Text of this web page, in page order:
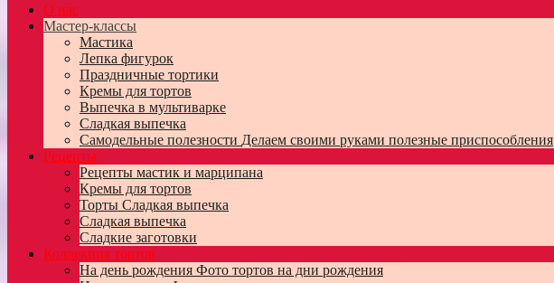
О нас
Мастер-классы
Мастика
Лепка фигурок
Праздничные тортики
Кремы для тортов
Выпечка в мультиварке
Сладкая выпечка
Самодельные полезности Делаем своими руками полезные приспособления
Рецепты
Рецепты мастик и марципана
Кремы для тортов
Торты Сладкая выпечка
Сладкая выпечка
Сладкие заготовки
Коллекция тортов
На день рождения Фото тортов на дни рождения